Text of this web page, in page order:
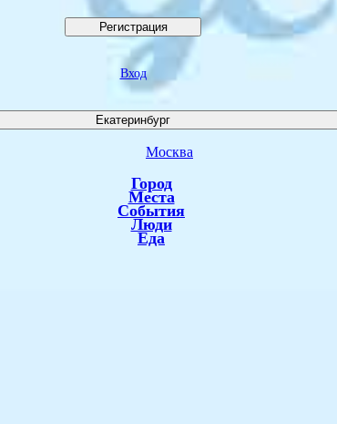
Регистрация
Вход
Екатеринбург
Москва
Город
Места
События
Люди
Еда